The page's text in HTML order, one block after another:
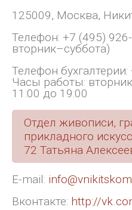
125009, Москва,
Телефон: +7 (495)
вторник–суббота)
Телефон
Часы работы:
11:00 до 19:00
Отдел живописи,
прикладного
72 Татьяна
E-mail:
Вконтакте: http://